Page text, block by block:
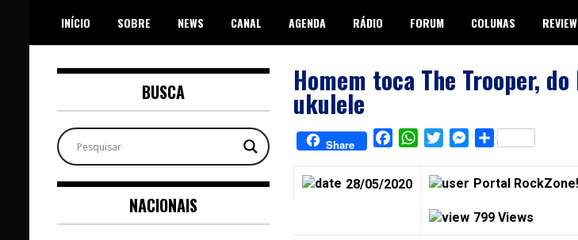
content
INÍCIO SOBRE NEWS CANAL AGENDA RÁDIO FORUM COLUNAS
Homem toca The Trooper,
ukulele
Share FacebookWhatsAppTwitterMessenger
Share
28/05/2020 Portal RockZone!
799 Views
BUSCA
NACIONAIS